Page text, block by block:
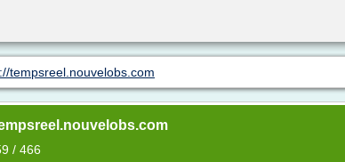
tempsreel.nouvelobs.com
/ 466